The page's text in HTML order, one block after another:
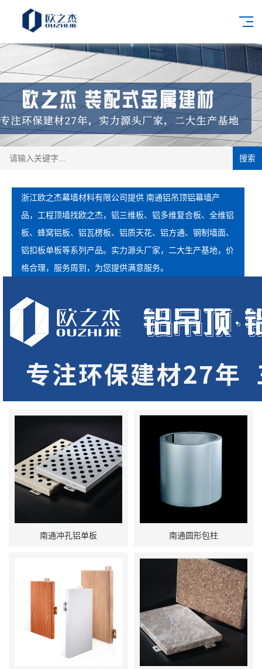
搜索
浙江欧之杰幕墙材料有限公司提供 南通铝吊顶铝幕墙产
品，工程顶墙找欧之杰，铝三维板、铝多维复合板、全维铝
板、蜂窝铝板、铝瓦楞板、铝质天花、铝方通、钢制墙面、
铝扣板单板等系列产品。实力源头厂家，二大生产基地，价
格合理，服务周到，为您提供满意服务。
南通冲孔铝单板 南通圆形包柱